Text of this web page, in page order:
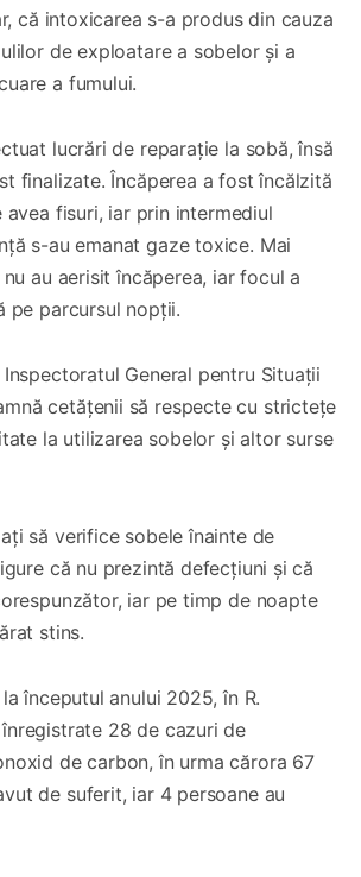
că intoxicarea s-a produs din cauza
de exploatare a sobelor și a
a fumului.
lucrări de reparație la sobă, însă
finalizate. Încăperea a fost încălzită
fisuri, iar prin intermediul
s-au emanat gaze toxice. Mai
au aerisit încăperea, iar focul a
pe parcursul nopții.
General pentru Situații
cetățenii să respecte cu strictețe
la utilizarea sobelor și altor surse
să verifice sobele înainte de
că nu prezintă defecțiuni și că
iar pe timp de noapte
stins.
începutul anului 2025, în R.
28 de cazuri de
de carbon, în urma cărora 67
de suferit, iar 4 persoane au